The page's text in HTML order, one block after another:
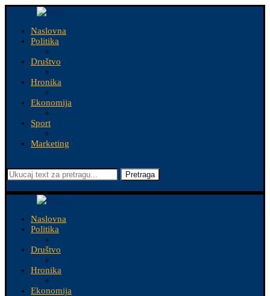
Naslovna
Politika
Društvo
Hronika
Ekonomija
Sport
Marketing
Pretraga
Naslovna
Politika
Društvo
Hronika
Ekonomija